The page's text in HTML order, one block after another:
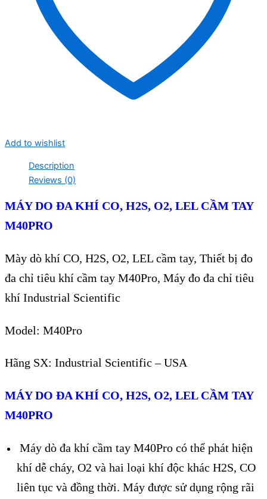
Add to wishlist
Description
Reviews (0)
MÁY DO ĐA KHÍ CO, H2S, O2, LEL CẦM TAY
M40PRO
Mày dò khí CO, H2S, O2, LEL cầm tay, Thiết bị đo
đa chỉ tiêu khí cầm tay M40Pro, Máy đo đa chỉ tiêu
khí Industrial Scientific
Model: M40Pro
Hãng SX: Industrial Scientific – USA
MÁY DO ĐA KHÍ CO, H2S, O2, LEL CẦM TAY
M40PRO
Máy dò đa khí cầm tay M40Pro có thể phát hiện
khí dễ cháy, O2 và hai loại khí độc khác H2S, CO
liên tục và đồng thời. Máy được sử dụng rộng rãi